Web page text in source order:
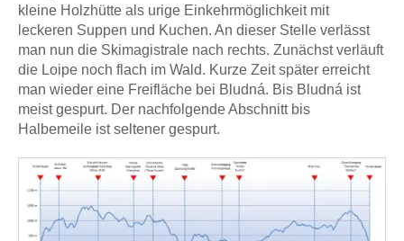
kleine Holzhütte als urige Einkehrmöglichkeit mit
leckeren Suppen und Kuchen. An dieser Stelle verlässt
man nun die Skimagistrale nach rechts. Zunächst verläuft
die Loipe noch flach im Wald. Kurze Zeit später erreicht
man wieder eine Freifläche bei Bludná. Bis Bludná ist
meist gespurt. Der nachfolgende Abschnitt bis
Halbemeile ist seltener gespurt.